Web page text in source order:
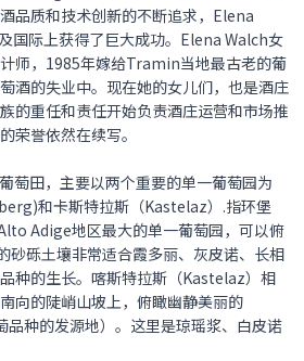
品质和技术创新的不断追求，Elena
国际上获得了巨大成功。Elena Walch女
师，1985年嫁给Tramin当地最古老的葡
酒的失业中。现在她的女儿们，也是酒庄
的重任和责任开始负责酒庄运营和市场推
荣誉依然在续写。
萄田，主要以两个重要的单一葡萄园为
和卡斯特拉斯（Kastelaz）.指环堡
Adige地区最大的单一葡萄园，可以俯
砂砾土壤非常适合霞多丽、灰皮诺、长相
种的生长。喀斯特拉斯（Kastelaz）相
向的陡峭山坡上，俯瞰幽静美丽的
种的发源地）。这里是琼瑶浆、白皮诺